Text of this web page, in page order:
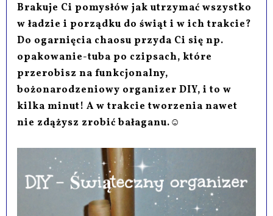
Brakuje Ci pomysłów jak utrzymać wszystko
w ładzie i porządku do świąt i w ich trakcie?
Do ogarnięcia chaosu przyda Ci się np.
opakowanie-tuba po czipsach, które
przerobisz na funkcjonalny,
bożonarodzeniowy organizer DIY, i to w
kilka minut! A w trakcie tworzenia nawet
nie zdążysz zrobić bałaganu.☺